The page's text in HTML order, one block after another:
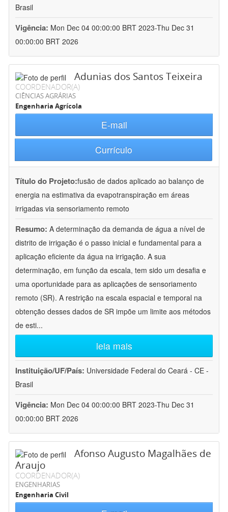
Brasil
Vigência: Mon Dec 04 00:00:00 BRT 2023-Thu Dec 31
00:00:00 BRT 2026
Adunias dos Santos Teixeira
COORDENADOR(A)
CIÊNCIAS AGRÁRIAS
Engenharia Agrícola
E-mail
Currículo
Título do Projeto:fusão de dados aplicado ao balanço de
energia na estimativa da evapotranspiração em áreas
irrigadas via sensoriamento remoto
Resumo: A determinação da demanda de água a nível de
distrito de irrigação é o passo inicial e fundamental para a
aplicação eficiente da água na irrigação. A sua
determinação, em função da escala, tem sido um desafia e
uma oportunidade para as aplicações de sensoriamento
remoto (SR). A restrição na escala espacial e temporal na
obtenção desses dados de SR impõe um limite aos métodos
de esti...
leia mais
Instituição/UF/País: Universidade Federal do Ceará - CE -
Brasil
Vigência: Mon Dec 04 00:00:00 BRT 2023-Thu Dec 31
00:00:00 BRT 2026
Afonso Augusto Magalhães de
Araujo
COORDENADOR(A)
ENGENHARIAS
Engenharia Civil